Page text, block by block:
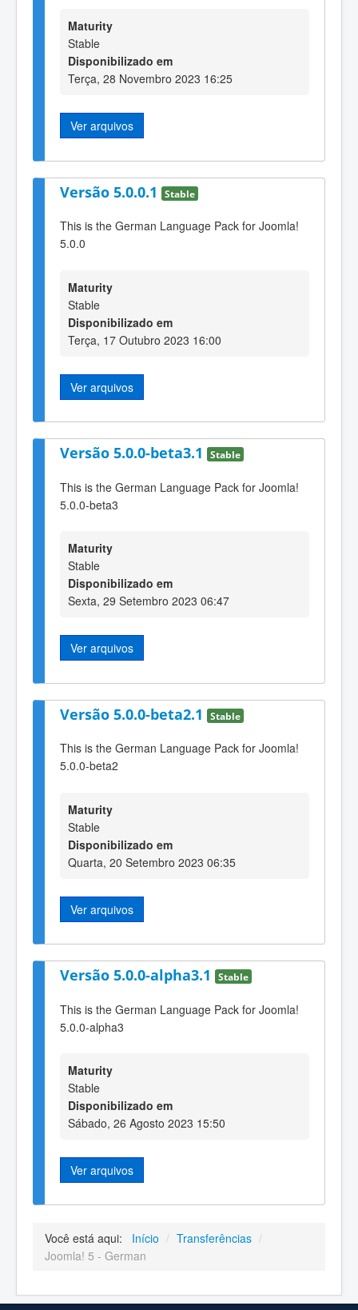
Maturity
Stable
Disponibilizado em
Terça, 28 Novembro 2023 16:25
Ver arquivos
Versão 5.0.0.1 Stable
This is the German Language Pack for Joomla!
5.0.0
Maturity
Stable
Disponibilizado em
Terça, 17 Outubro 2023 16:00
Ver arquivos
Versão 5.0.0-beta3.1 Stable
This is the German Language Pack for Joomla!
5.0.0-beta3
Maturity
Stable
Disponibilizado em
Sexta, 29 Setembro 2023 06:47
Ver arquivos
Versão 5.0.0-beta2.1 Stable
This is the German Language Pack for Joomla!
5.0.0-beta2
Maturity
Stable
Disponibilizado em
Quarta, 20 Setembro 2023 06:35
Ver arquivos
Versão 5.0.0-alpha3.1 Stable
This is the German Language Pack for Joomla!
5.0.0-alpha3
Maturity
Stable
Disponibilizado em
Sábado, 26 Agosto 2023 15:50
Ver arquivos
Você está aqui: Início / Transferências /
Joomla! 5 - German